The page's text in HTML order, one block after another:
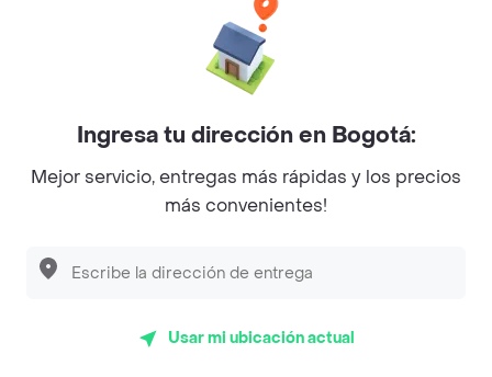
importantes en Medellín con 3.5 de rating sobre un
Top Marcas y Cadenas de Restaurantes
Encuéntranos en estos países
App Store
Ingresa tu dirección en Bogotá:
Mejor servicio, entregas más rápidas y los precios
más convenientes!
Usar mi ubicación actual